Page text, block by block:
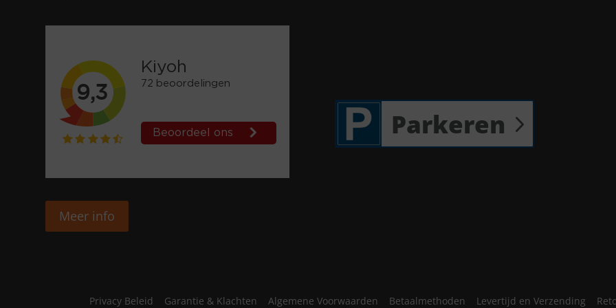
Meer info
Parkeren
Privacy Beleid Garantie & Klachten Algemene Voorwaarden Betaalmethoden Levertijd en Verzending